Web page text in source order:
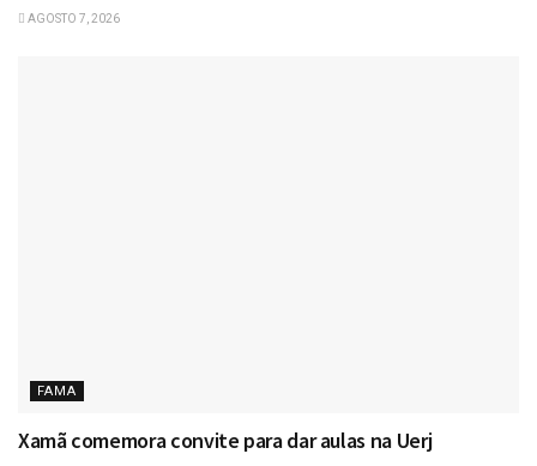
AGOSTO 7, 2026
FAMA
Xamã comemora convite para dar aulas na Uerj